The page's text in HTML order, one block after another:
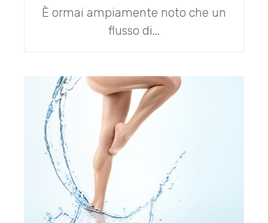
È ormai ampiamente noto che un
flusso di...